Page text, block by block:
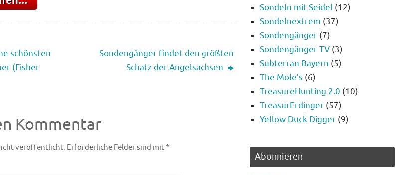
schönsten
(Fisher
Sondengänger findet den größten
Schatz der Angelsachsen
Kommentar
veröffentlicht. Erforderliche Felder sind mit*
Sondeln mit Seidel (12)
Sondelnextrem (37)
Sondengänger (7)
Sondengänger TV (3)
Subterran Bayern (5)
The Mole’s (6)
TreasureHunting 2.0 (10)
TreasurErdinger (57)
Yellow Duck Digger (9)
Abonnieren